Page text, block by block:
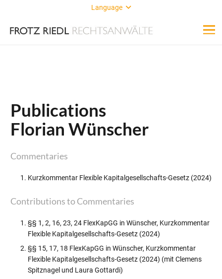
Language
Publications
Florian Wünscher
Commentaries
Kurzkommentar Flexible Kapitalgesellschafts-Gesetz (2024)
Contributions to Commentaries
§§ 1, 2, 16, 23, 24 FlexKapGG in Wünscher, Kurzkommentar
Flexible Kapitalgesellschafts-Gesetz (2024)
§§ 15, 17, 18 FlexKapGG in Wünscher, Kurzkommentar
Flexible Kapitalgesellschafts-Gesetz (2024) (mit Clemens
Spitznagel und Laura Gottardi)